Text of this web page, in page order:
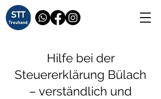
Hilfe bei der
Steuererklärung Bülach
– verständlich und